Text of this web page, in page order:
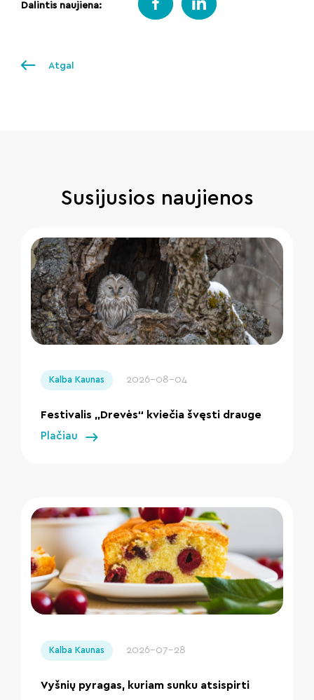
Dalintis naujiena:
Atgal
Susijusios naujienos
Kalba Kaunas 2026-08-04
Festivalis „Drevės“ kviečia švęsti drauge
Plačiau
Kalba Kaunas 2026-07-28
Vyšnių pyragas, kuriam sunku atsispirti